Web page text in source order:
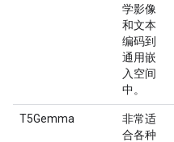
学影像
和文本
编码到
通用嵌
入空间
中。
T5Gemma
非常适
合各种